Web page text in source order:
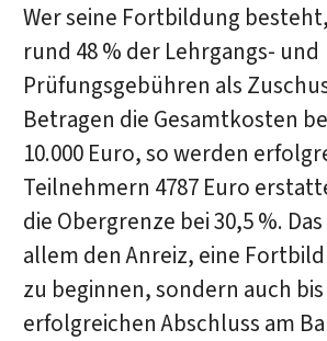
Wer seine Fortbildung
rund 48 % der Lehrgangs- und
Prüfungsgebühren als
Betragen die Gesamtkosten
10.000 Euro, so werden
Teilnehmern 4787 Euro
die Obergrenze bei 30,5 %.
allem den Anreiz, eine
zu beginnen, sondern auch
erfolgreichen Abschluss am